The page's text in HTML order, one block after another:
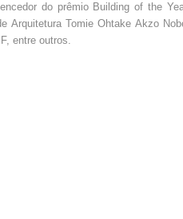
do prêmio Building of the
Arquitetura Tomie Ohtake Akzo
entre outros.